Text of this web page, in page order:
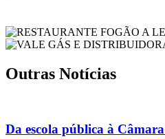
Outras Notícias
Da escola pública à